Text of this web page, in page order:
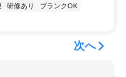
研修あり
ブランクOK
次へ